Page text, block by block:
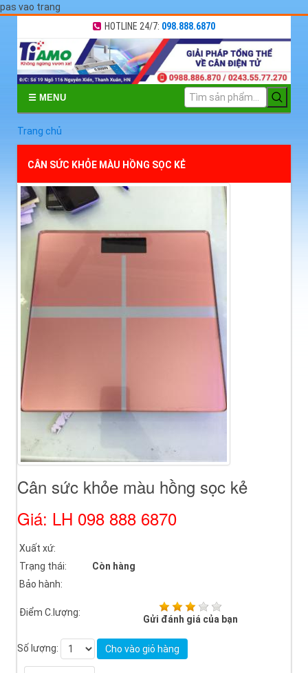
pas vao trang
HOTLINE 24/7: 098.888.6870
☰ MENU
Trang chủ
CÂN SỨC KHỎE MÀU HỒNG SỌC KẺ
Cân sức khỏe màu hồng sọc kẻ
Giá: LH 098 888 6870
Xuất xứ:
Trạng thái:
Còn hàng
Bảo hành:
Điểm C.lượng:
Gửi đánh giá của bạn
Số lượng: Cho vào giỏ hàng